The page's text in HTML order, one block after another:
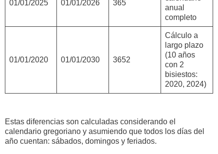
01/01/2025 01/01/2026 365
anual
completo
01/01/2020 01/01/2030 3652
Cálculo a
largo plazo
(10 años
con 2
bisiestos:
2020, 2024)
Estas diferencias son calculadas considerando el
calendario gregoriano y asumiendo que todos los días del
año cuentan: sábados, domingos y feriados.